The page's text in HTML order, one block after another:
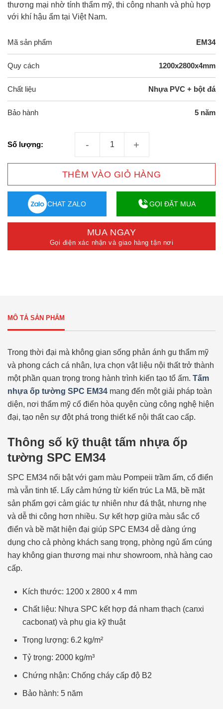
thương mại nhờ tính thẩm mỹ, thi công nhanh và phù hợp
với khí hậu ẩm tại Việt Nam.
Mã sản phẩm EM34
Quy cách 1200x2800x4mm
Chất liệu Nhựa PVC + bột đá
Bảo hành 5 năm
Số lượng:
THÊM VÀO GIỎ HÀNG
CHAT ZALO GỌI ĐẶT MUA
MUA NGAY
Gọi điện xác nhận và giao hàng tận nơi
MÔ TẢ SẢN PHẨM
Trong thời đại mà không gian sống phản ánh gu thẩm mỹ
và phong cách cá nhân, lựa chọn vật liệu nội thất trở thành
một phần quan trọng trong hành trình kiến tạo tổ ấm. Tấm
nhựa ốp tường SPC EM34 mang đến một giải pháp toàn
diện, nơi thẩm mỹ cổ điển hòa quyện cùng công nghệ hiện
đại, tạo nên sự đột phá trong thiết kế nội thất cao cấp.
Thông số kỹ thuật tấm nhựa ốp
tường SPC EM34
SPC EM34 nổi bật với gam màu Pompeii trầm ấm, cổ điển
mà vẫn tinh tế. Lấy cảm hứng từ kiến trúc La Mã, bề mặt
sản phẩm gợi cảm giác tự nhiên như đá thật, nhưng nhẹ
và dễ thi công hơn nhiều. Sự kết hợp giữa màu sắc cổ
điển và bề mặt hiện đại giúp SPC EM34 dễ dàng ứng
dụng cho cả phòng khách sang trọng, phòng ngủ ấm cúng
hay không gian thương mại như showroom, nhà hàng cao
cấp.
Kích thước: 1200 x 2800 x 4 mm
Chất liệu: Nhựa SPC kết hợp đá nham thạch (canxi
cacbonat) và phụ gia kỹ thuật
Trọng lượng: 6.2 kg/m²
Tỷ trọng: 2000 kg/m³
Chứng nhận: Chống cháy cấp độ B2
Bảo hành: 5 năm